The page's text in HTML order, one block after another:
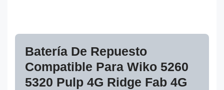
Batería De Repuesto
Compatible Para Wiko 5260
5320 Pulp 4G Ridge Fab 4G